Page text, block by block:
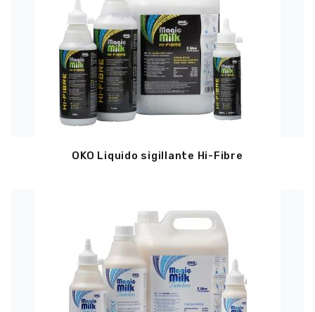
OKO Liquido sigillante Hi-Fibre